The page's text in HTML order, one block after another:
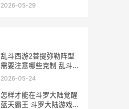
2026-05-29
乱斗西游2菩提弥勒阵型
需要注意哪些克制 乱斗西
游2菩提祖师用什么法宝
2026-05-24
怎样才能在斗罗大陆觉醒
蓝天霸王 斗罗大陆游戏如